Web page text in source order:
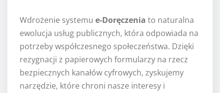
Wdrożenie systemu e-Doręczenia to naturalna
ewolucja usług publicznych, która odpowiada na
potrzeby współczesnego społeczeństwa. Dzięki
rezygnacji z papierowych formularzy na rzecz
bezpiecznych kanałów cyfrowych, zyskujemy
narzędzie, które chroni nasze interesy i